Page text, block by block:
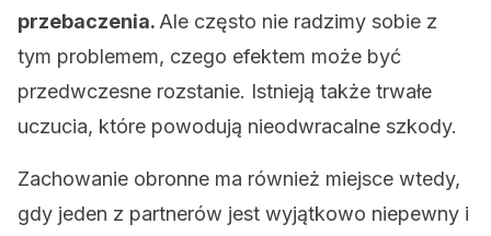
przebaczenia. Ale często nie radzimy sobie z
tym problemem, czego efektem może być
przedwczesne rozstanie. Istnieją także trwałe
uczucia, które powodują nieodwracalne szkody.
Zachowanie obronne ma również miejsce wtedy,
gdy jeden z partnerów jest wyjątkowo niepewny i